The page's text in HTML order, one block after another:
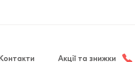
Контакти Акції та знижки